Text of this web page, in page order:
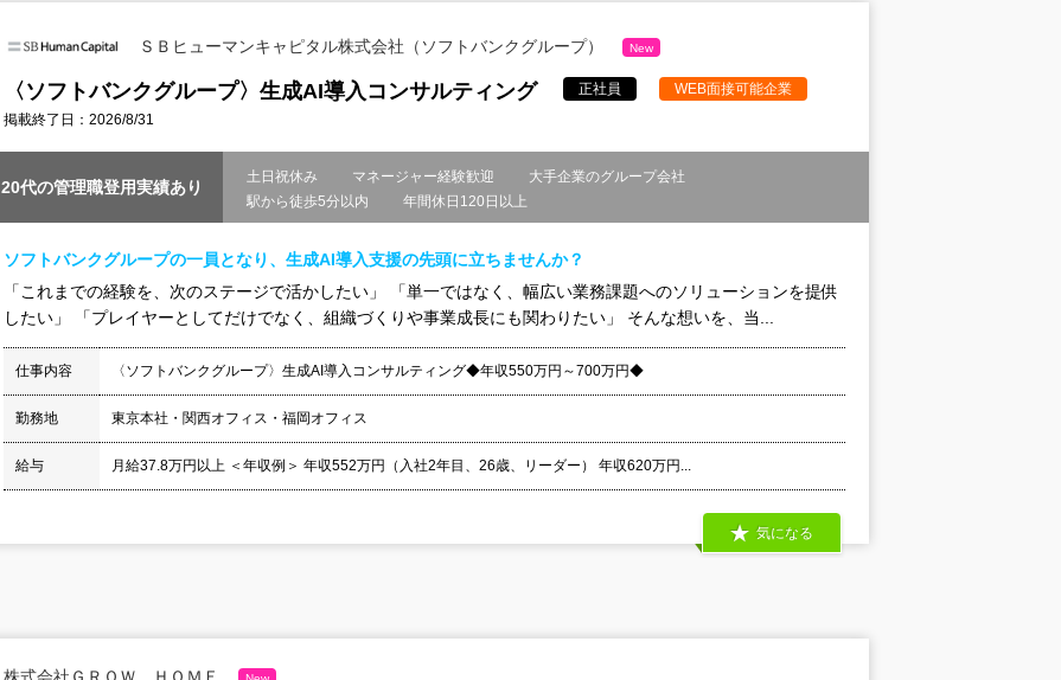
ＳＢヒューマンキャピタル株式会社（ソフトバンクグループ） New
〈ソフトバンクグループ〉生成AI導入コンサルティング 正社員
WEB面接可能企業
掲載終了日：2026/8/31
20代の管理職登用実績あり
土日祝休み マネージャー経験歓迎
大手企業のグループ会社
駅から徒歩5分以内
年間休日120日以上
ソフトバンクグループの一員となり、生成AI導入支援の先頭に立ちませんか？
「これまでの経験を、次のステージで活かしたい」 「単一ではなく、幅広い業務課題へのソリューションを提供
したい」 「プレイヤーとしてだけでなく、組織づくりや事業成長にも関わりたい」 そんな想いを、当...
仕事内容 〈ソフトバンクグループ〉生成AI導入コンサルティング◆年収550万円～700万円◆
勤務地 東京本社・関西オフィス・福岡オフィス
給与 月給37.8万円以上 ＜年収例＞ 年収552万円（入社2年目、26歳、リーダー） 年収620万円...
気になる